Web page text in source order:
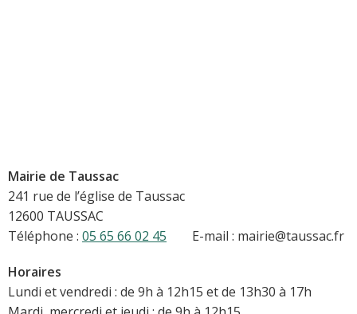
Mairie de Taussac
241 rue de l’église de Taussac
12600 TAUSSAC
Téléphone : 05 65 66 02 45 E-mail : mairie@taussac.fr
Horaires
Lundi et vendredi : de 9h à 12h15 et de 13h30 à 17h